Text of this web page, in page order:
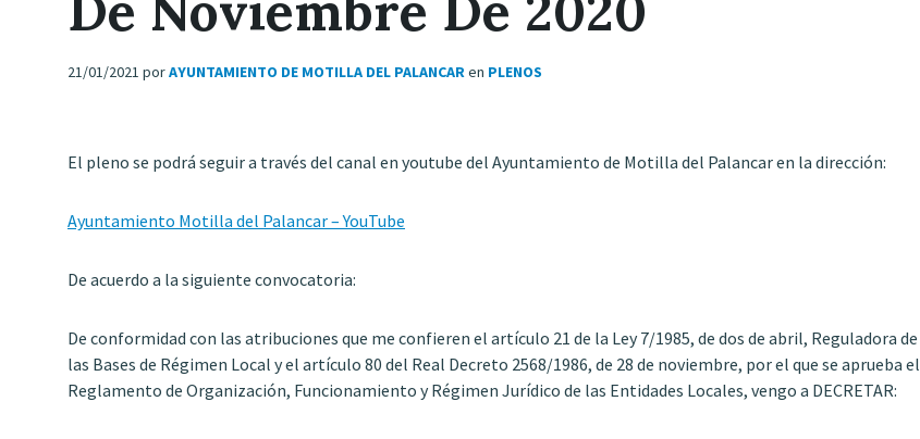
21/01/2021 porAYUNTAMIENTO DE MOTILLA DEL PALANCARen PLENOS
El pleno se podrá seguir a través del canal en youtube del Ayuntamiento de Motilla del Palancar en la dirección:
Ayuntamiento Motilla del Palancar – YouTube
De acuerdo a la siguiente convocatoria:
De conformidad con las atribuciones que me confieren el artículo 21 de la Ley 7/1985, de dos de abril, Reguladora de
las Bases de Régimen Local y el artículo 80 del Real Decreto 2568/1986, de 28 de noviembre, por el que se aprueba el
Reglamento de Organización, Funcionamiento y Régimen Jurídico de las Entidades Locales, vengo a DECRETAR: